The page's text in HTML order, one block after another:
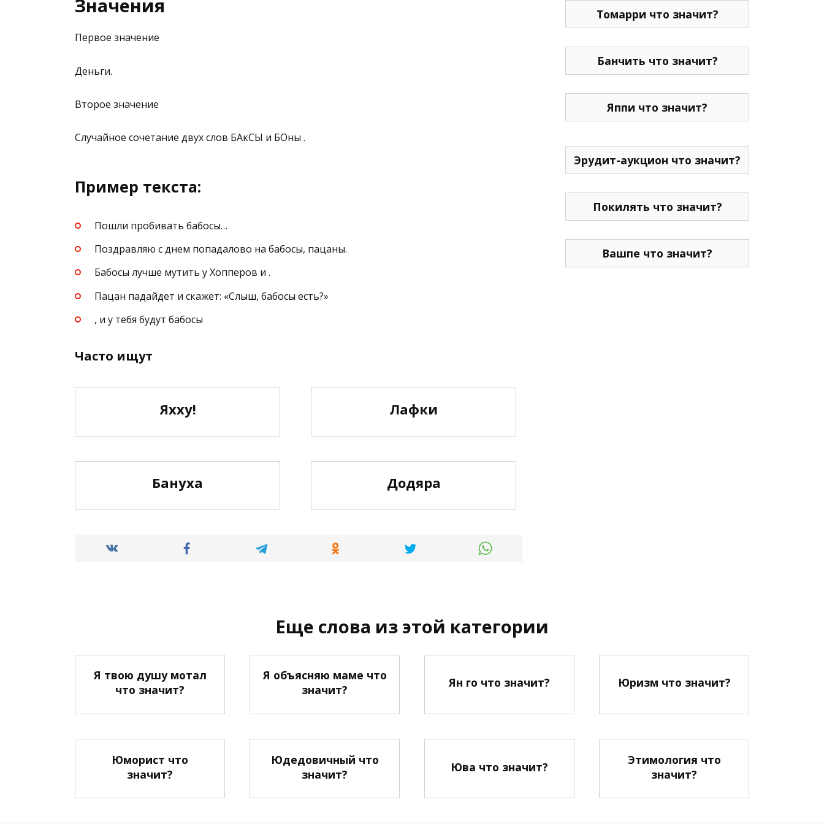
Значения
Первое значение
Деньги.
Второе значение
Случайное сочетание двух слов БАкСЫ и БОны .
Пример текста:
Пошли пробивать бабосы…
Поздравляю с днем попадалово на бабосы, пацаны.
Бабосы лучше мутить у Хопперов и .
Пацан падайдет и скажет: «Слыш, бабосы есть?»
, и у тебя будут бабосы
Часто ищут
Яхху! Лафки
Бануха Додяра
Томарри что значит?
Банчить что значит?
Яппи что значит?
Эрудит-аукцион что значит?
Покилять что значит?
Вашпе что значит?
Еще слова из этой категории
Я твою душу мотал
что значит?
Я объясняю маме что
значит?
Ян го что значит? Юризм что значит?
Юморист что
значит?
Юдедовичный что
значит?
Юва что значит?
Этимология что
значит?